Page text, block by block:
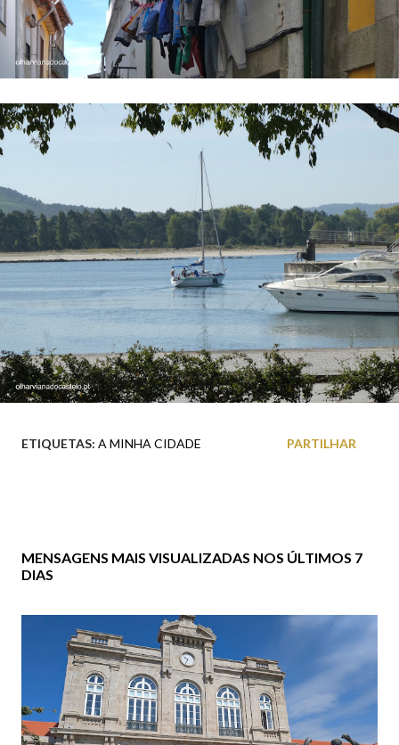
ETIQUETAS: A MINHA CIDADE PARTILHAR
MENSAGENS MAIS VISUALIZADAS NOS ÚLTIMOS 7
DIAS